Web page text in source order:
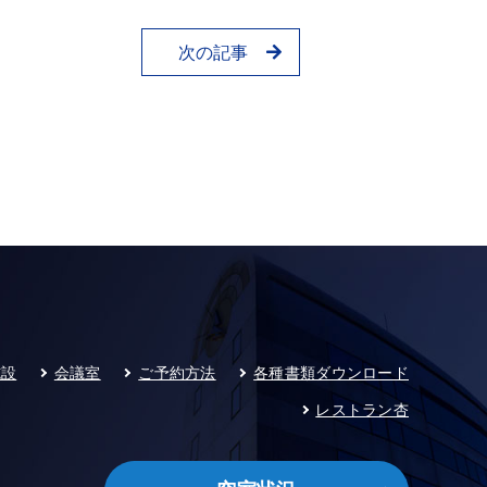
次の記事
会議室 ご予約方法 各種書類ダウンロード
レストラン杏